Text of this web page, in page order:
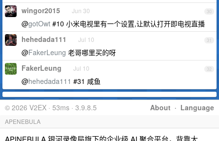
30
wingor2015 Jun 30
@gotOwt #10 小米电视里有一个设置,让默认打开即电视直播
31
hehedada111 Jul 10
@FakerLeung 老哥哪里买的呀
32
FakerLeung Jul 10
@hehedada111 #31 咸鱼
About · Language
© 2026 V2EX · 53ms · 3.9.8.5
APENEBULA
APINEBULA,银河录像局旗下的企业级 AI 聚合平台，背靠大